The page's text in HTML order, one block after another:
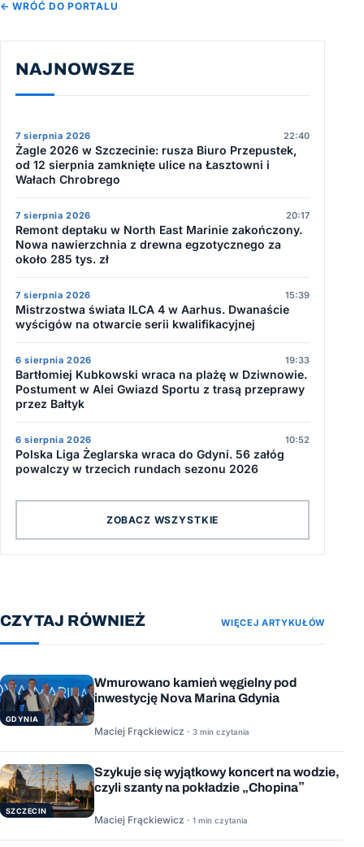
← WRÓĆ DO PORTALU
NAJNOWSZE
7 sierpnia 2026 22:40
Żagle 2026 w Szczecinie: rusza Biuro Przepustek,
od 12 sierpnia zamknięte ulice na Łasztowni i
Wałach Chrobrego
7 sierpnia 2026 20:17
Remont deptaku w North East Marinie zakończony.
Nowa nawierzchnia z drewna egzotycznego za
około 285 tys. zł
7 sierpnia 2026 15:39
Mistrzostwa świata ILCA 4 w Aarhus. Dwanaście
wyścigów na otwarcie serii kwalifikacyjnej
6 sierpnia 2026 19:33
Bartłomiej Kubkowski wraca na plażę w Dziwnowie.
Postument w Alei Gwiazd Sportu z trasą przeprawy
przez Bałtyk
6 sierpnia 2026 10:52
Polska Liga Żeglarska wraca do Gdyni. 56 załóg
powalczy w trzecich rundach sezonu 2026
ZOBACZ WSZYSTKIE
CZYTAJ RÓWNIEŻ WIĘCEJ ARTYKUŁÓW
GDYNIA
Wmurowano kamień węgielny pod
inwestycję Nova Marina Gdynia
Maciej Frąckiewicz · 3 min czytania
SZCZECIN
Szykuje się wyjątkowy koncert na wodzie,
czyli szanty na pokładzie „Chopina”
Maciej Frąckiewicz · 1 min czytania